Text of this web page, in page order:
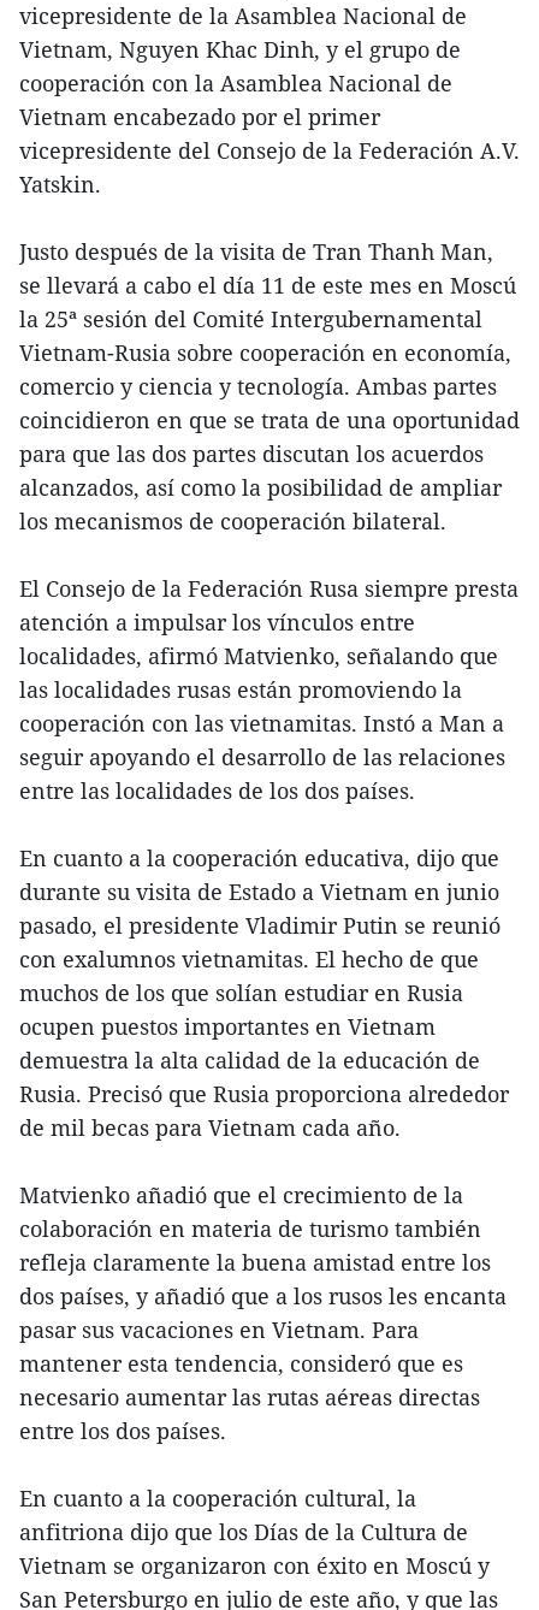
vicepresidente de la Asamblea Nacional de
Vietnam, Nguyen Khac Dinh, y el grupo de
cooperación con la Asamblea Nacional de
Vietnam encabezado por el primer
vicepresidente del Consejo de la Federación A.V.
Yatskin.
Justo después de la visita de Tran Thanh Man,
se llevará a cabo el día 11 de este mes en Moscú
la 25ª sesión del Comité Intergubernamental
Vietnam-Rusia sobre cooperación en economía,
comercio y ciencia y tecnología. Ambas partes
coincidieron en que se trata de una oportunidad
para que las dos partes discutan los acuerdos
alcanzados, así como la posibilidad de ampliar
los mecanismos de cooperación bilateral.
El Consejo de la Federación Rusa siempre presta
atención a impulsar los vínculos entre
localidades, afirmó Matvienko, señalando que
las localidades rusas están promoviendo la
cooperación con las vietnamitas. Instó a Man a
seguir apoyando el desarrollo de las relaciones
entre las localidades de los dos países.
En cuanto a la cooperación educativa, dijo que
durante su visita de Estado a Vietnam en junio
pasado, el presidente Vladimir Putin se reunió
con exalumnos vietnamitas. El hecho de que
muchos de los que solían estudiar en Rusia
ocupen puestos importantes en Vietnam
demuestra la alta calidad de la educación de
Rusia. Precisó que Rusia proporciona alrededor
de mil becas para Vietnam cada año.
Matvienko añadió que el crecimiento de la
colaboración en materia de turismo también
refleja claramente la buena amistad entre los
dos países, y añadió que a los rusos les encanta
pasar sus vacaciones en Vietnam. Para
mantener esta tendencia, consideró que es
necesario aumentar las rutas aéreas directas
entre los dos países.
En cuanto a la cooperación cultural, la
anfitriona dijo que los Días de la Cultura de
Vietnam se organizaron con éxito en Moscú y
San Petersburgo en julio de este año, y que las